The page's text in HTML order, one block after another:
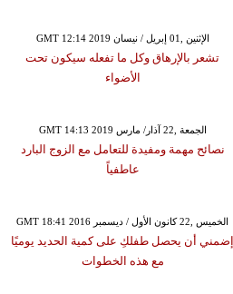
GMT 12:14 2019 الإثنين ,01 إبريل / نيسان
تشعر بالإرهاق وكل ما تفعله سيكون تحت
الأضواء
GMT 14:13 2019 الجمعة ,22 آذار/ مارس
نصائح مهمة ومفيدة للتعامل مع الزوج البارد
عاطفياً
GMT 18:41 2016 الخميس ,22 كانون الأول / ديسمبر
إضمني أن يحصل طفلكِ على كمية الحديد يوميًا
مع هذه الخطوات